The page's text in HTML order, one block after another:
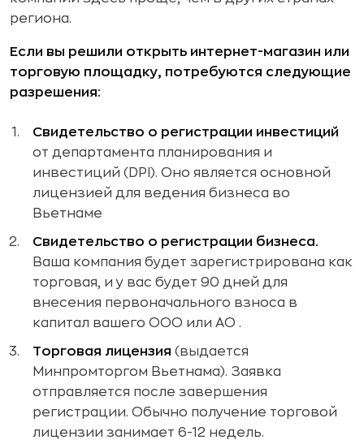
региона.
Если вы решили открыть интернет-магазин или
торговую площадку, потребуются следующие
разрешения:
Свидетельство о регистрации инвестиций
от департамента планирования и
инвестиций (DPI). Оно является основной
лицензией для ведения бизнеса во
Вьетнаме
Свидетельство о регистрации бизнеса.
Ваша компания будет зарегистрирована как
торговая, и у вас будет 90 дней для
внесения первоначального взноса в
капитал вашего ООО или АО .
Торговая лицензия (выдается
Минпромторгом Вьетнама). Заявка
отправляется после завершения
регистрации. Обычно получение торговой
лицензии занимает 6-12 недель.